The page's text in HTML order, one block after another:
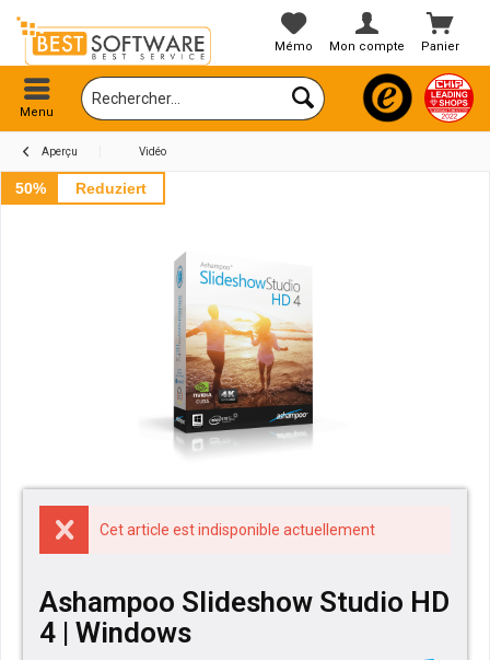
Panier
Mémo Mon compte
Menu
Aperçu Vidéo
50% Reduziert
Cet article est indisponible actuellement
Ashampoo Slideshow Studio HD
4 | Windows